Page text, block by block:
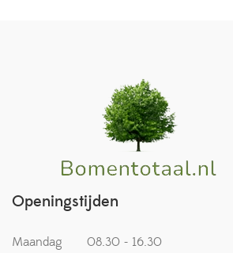
Openingstijden
Maandag
08.30 - 16.30